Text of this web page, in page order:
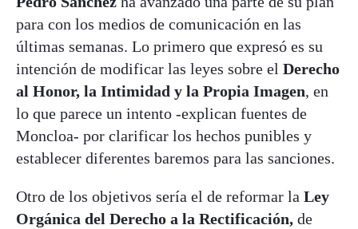
para con los medios de comunicación en las
últimas semanas. Lo primero que expresó es su
intención de modificar las leyes sobre el Derecho
al Honor, la Intimidad y la Propia Imagen, en
lo que parece un intento -explican fuentes de
Moncloa- por clarificar los hechos punibles y
establecer diferentes baremos para las sanciones.
Otro de los objetivos sería el de reformar la Ley
Orgánica del Derecho a la Rectificación, de